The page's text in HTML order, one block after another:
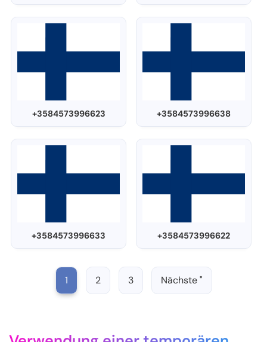
+3584573996623 +3584573996638
+3584573996633 +3584573996622
1 2 3 Nächste "